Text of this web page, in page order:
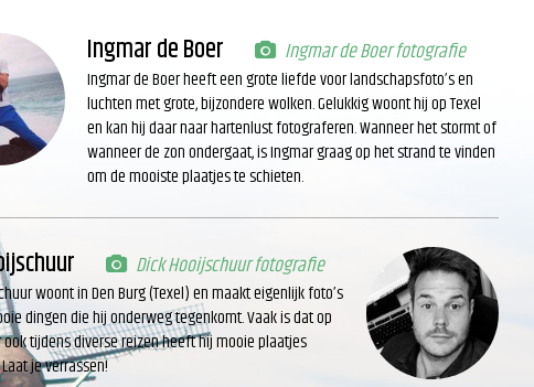
Ingmar de Boer Ingmar de Boer fotografie
Ingmar de Boer heeft een grote liefde voor landschapsfoto’s en
luchten met grote, bijzondere wolken. Gelukkig woont hij op Texel
en kan hij daar naar hartenlust fotograferen. Wanneer het stormt of
wanneer de zon ondergaat, is Ingmar graag op het strand te vinden
om de mooiste plaatjes te schieten.
Dick Hooijschuur fotografie
woont in Den Burg (Texel) en maakt eigenlijk foto’s
dingen die hij onderweg tegenkomt. Vaak is dat op
ook tijdens diverse reizen heeft hij mooie plaatjes
je verrassen!